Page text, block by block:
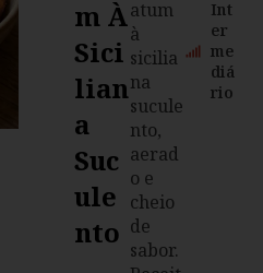
M À
Sici
Lian
A
Suc
Ule
Nto
atum
à
sicilia
na
sucule
nto,
aerad
o e
cheio
de
sabor.
Int
er
me
diá
rio